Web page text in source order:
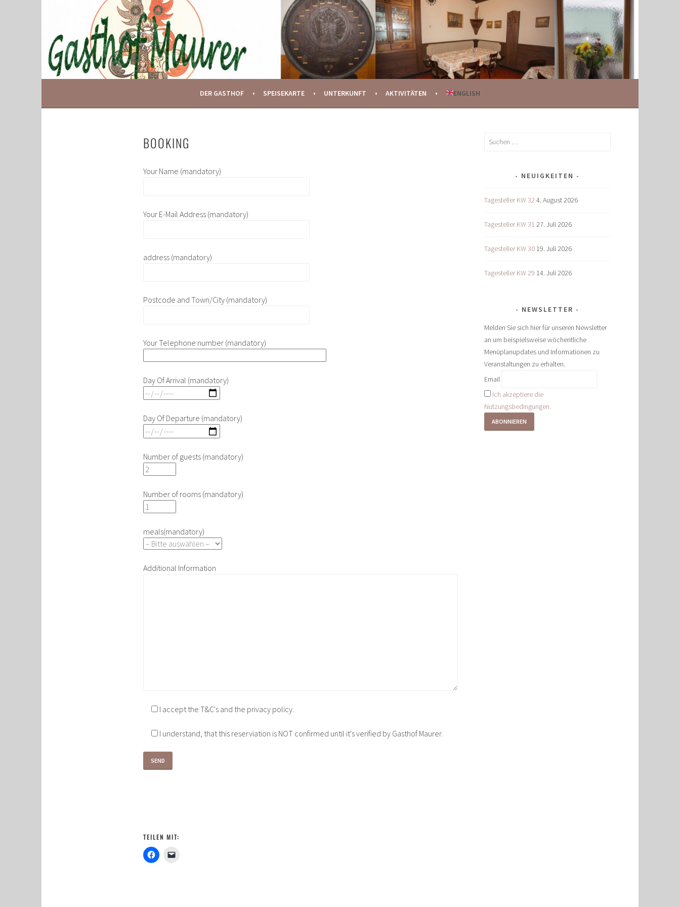
GASTHOF MAURER
IHR GASTHOF IN GLOGGNITZ
DER GASTHOF SPEISEKARTE UNTERKUNFT AKTIVITÄTEN ENGLISH
BOOKING
Your Name (mandatory)
Your E-Mail Address (mandatory)
address (mandatory)
Postcode and Town/City (mandatory)
Your Telephone number (mandatory)
Day Of Arrival (mandatory)
Day Of Departure (mandatory)
Number of guests (mandatory)
Number of rooms (mandatory)
meals(mandatory)
Additional Information
I accept the T&C's and the privacy policy.
I understand, that this reserviation is NOT confirmed until it's verified by Gasthof Maurer.
TEILEN MIT:
Suchen
NEUIGKEITEN
Tagesteller KW 324. August 2026
Tagesteller KW 31 27. Juli 2026
Tagesteller KW 30 19. Juli 2026
Tagesteller KW 29 14. Juli 2026
NEWSLETTER
Melden Sie sich hier für unseren Newsletter
an um beispielsweise wöchentliche
Menüplanupdates und Informationen zu
Veranstaltungen zu erhalten.
Email
Ich akzeptiere die
Nutzungsbedingungen.